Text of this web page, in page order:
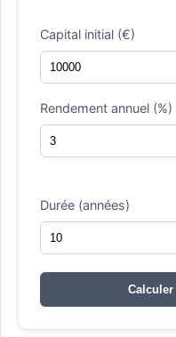
Capital initial (€)
Rendement annuel (%)
Durée (années)